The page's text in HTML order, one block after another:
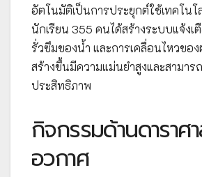
อัตโนมัติเป็นการประยุกต์ใช้เทคโนโ
นักเรียน 355 คนได้สร้างระบบแจ้งเ
รั่วซึมของน้ำ และการเคลื่อนไหวขอ
สร้างขึ้นมีความแม่นยำสูงและสามาร
ประสิทธิภาพ
กิจกรรมด้านดาราศ
อวกาศ